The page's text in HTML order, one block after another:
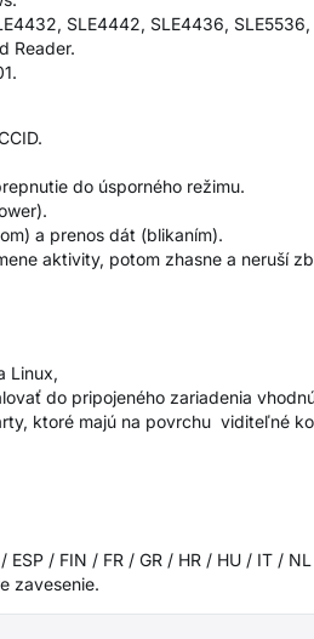
SLE4442, SLE4436,
Reader.
do úsporného režimu.
a prenos dát (blikaním).
aktivity, potom zhasne a neruší
Linux,
do pripojeného zariadenia
ktoré majú na povrchu viditeľné
/ FIN / FR / GR / HR / HU / IT /
zavesenie.